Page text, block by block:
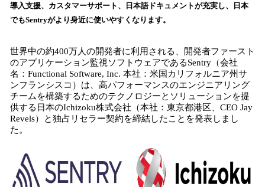
！
数
み
込
み
中
で
す
導入支援、カスタマーサポート、日本語ドキュメントが充実し、日本
でもSentryがより身近に使いやすくなります。
世界中の約400万人の開発者に利用される、開発者ファースト
のアプリケーション監視ソフトウェアであるSentry（会社
名：Functional Software, Inc. 本社：米国カリフォルニア州サ
ンフランシスコ）は、高パフォーマンスのエンジニアリング
チームを構築するためのテクノロジーとソリューションを提
供する日本のIchizoku株式会社（本社：東京都港区、CEO Jay
Revels）と独占リセラー契約を締結したことを発表しまし
た。